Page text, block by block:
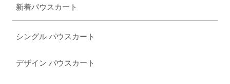
新着パウスカート
シングル パウスカート
デザイン パウスカート